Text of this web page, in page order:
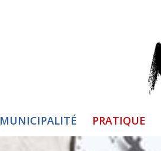
MUNICIPALITÉ PRATIQUE